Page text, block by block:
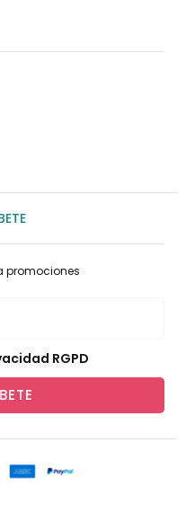
promociones
RGPD